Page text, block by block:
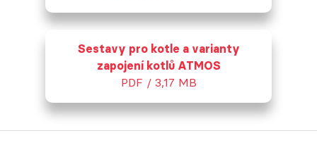
Sestavy pro kotle a varianty
zapojení kotlů ATMOS
PDF / 3,17 MB